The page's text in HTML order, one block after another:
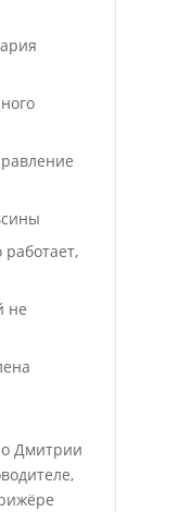
работает,
не
Дмитрии